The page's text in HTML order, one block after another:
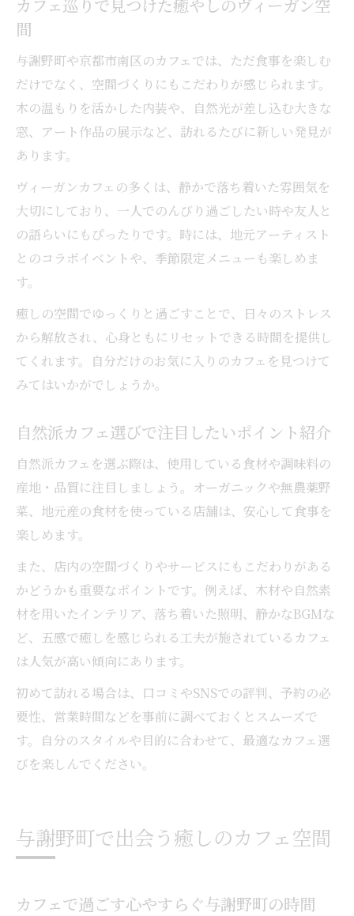
カフェ巡りで見つけた癒やしのヴィーガン空
間
与謝野町や京都市南区のカフェでは、ただ食事を楽しむ
だけでなく、空間づくりにもこだわりが感じられます。
木の温もりを活かした内装や、自然光が差し込む大きな
窓、アート作品の展示など、訪れるたびに新しい発見が
あります。
ヴィーガンカフェの多くは、静かで落ち着いた雰囲気を
大切にしており、一人でのんびり過ごしたい時や友人と
の語らいにもぴったりです。時には、地元アーティスト
とのコラボイベントや、季節限定メニューも楽しめま
す。
癒しの空間でゆっくりと過ごすことで、日々のストレス
から解放され、心身ともにリセットできる時間を提供し
てくれます。自分だけのお気に入りのカフェを見つけて
みてはいかがでしょうか。
自然派カフェ選びで注目したいポイント紹介
自然派カフェを選ぶ際は、使用している食材や調味料の
産地・品質に注目しましょう。オーガニックや無農薬野
菜、地元産の食材を使っている店舗は、安心して食事を
楽しめます。
また、店内の空間づくりやサービスにもこだわりがある
かどうかも重要なポイントです。例えば、木材や自然素
材を用いたインテリア、落ち着いた照明、静かなBGMな
ど、五感で癒しを感じられる工夫が施されているカフェ
は人気が高い傾向にあります。
初めて訪れる場合は、口コミやSNSでの評判、予約の必
要性、営業時間などを事前に調べておくとスムーズで
す。自分のスタイルや目的に合わせて、最適なカフェ選
びを楽しんでください。
与謝野町で出会う癒しのカフェ空間
カフェで過ごす心やすらぐ与謝野町の時間